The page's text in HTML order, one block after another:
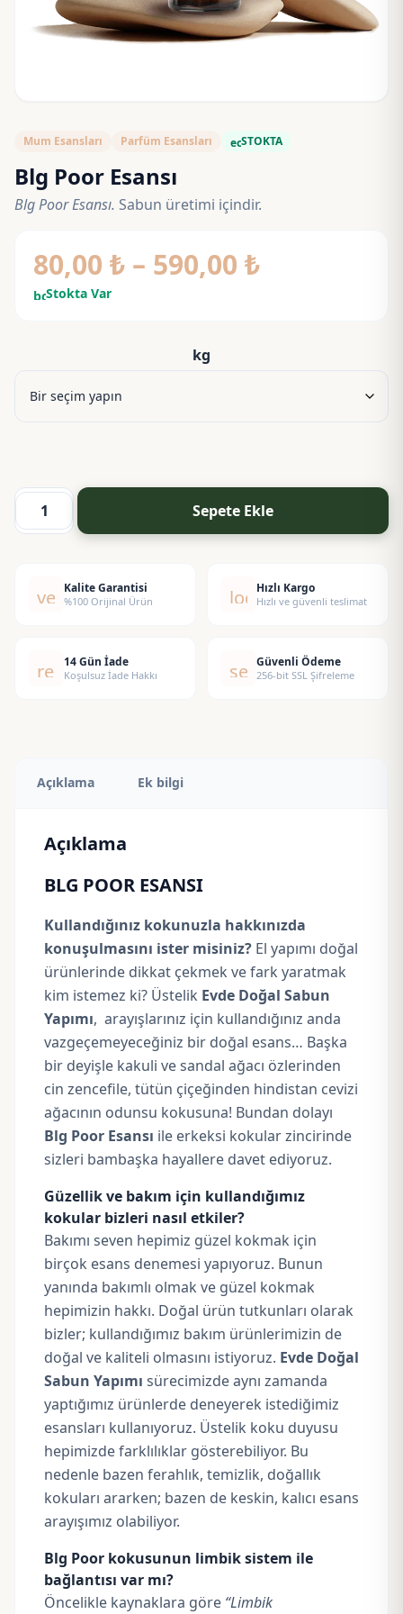
Mum Esansları Parfüm Esansları ecoSTOKTA
Blg Poor Esansı
Blg Poor Esansı. Sabun üretimi içindir.
80,00 ₺ – 590,00 ₺Fiyat
-
590,00 ₺
boltStokta Var
kg
Blg
Sepete Ekle
verified
Kalite Garantisi
%100 Orijinal Ürün local_shipping
Hızlı Kargo
Hızlı ve güvenli teslimat
replay14 Gün İade
Koşulsuz İade Hakkı security
Güvenli Ödeme
256-bit SSL Şifreleme
Açıklama Ek bilgi
Açıklama
BLG POOR ESANSI
Kullandığınız kokunuzla hakkınızda
konuşulmasını ister misiniz? El yapımı doğal
ürünlerinde dikkat çekmek ve fark yaratmak
kim istemez ki? Üstelik Evde Doğal Sabun
Yapımı, arayışlarınız için kullandığınız anda
vazgeçemeyeceğiniz bir doğal esans… Başka
bir deyişle kakuli ve sandal ağacı özlerinden
cin zencefile, tütün çiçeğinden hindistan cevizi
ağacının odunsu kokusuna! Bundan dolayı
Blg Poor Esansı ile erkeksi kokular zincirinde
sizleri bambaşka hayallere davet ediyoruz.
Güzellik ve bakım için kullandığımız
kokular bizleri nasıl etkiler?
Bakımı seven hepimiz güzel kokmak için
birçok esans denemesi yapıyoruz. Bunun
yanında bakımlı olmak ve güzel kokmak
hepimizin hakkı. Doğal ürün tutkunları olarak
bizler; kullandığımız bakım ürünlerimizin de
doğal ve kaliteli olmasını istiyoruz. Evde Doğal
Sabun Yapımı sürecimizde aynı zamanda
yaptığımız ürünlerde deneyerek istediğimiz
esansları kullanıyoruz. Üstelik koku duyusu
hepimizde farklılıklar gösterebiliyor. Bu
nedenle bazen ferahlık, temizlik, doğallık
kokuları ararken; bazen de keskin, kalıcı esans
arayışımız olabiliyor.
Blg Poor kokusunun limbik sistem ile
bağlantısı var mı?
Öncelikle kaynaklara göre “Limbik